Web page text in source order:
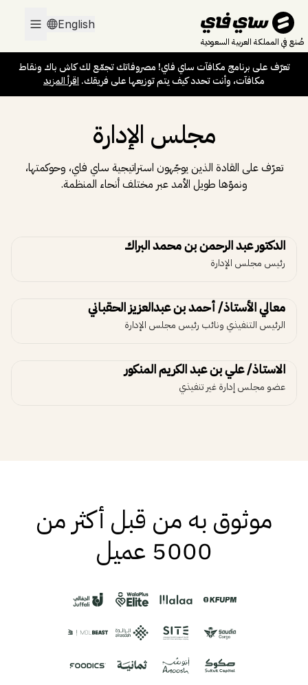
صُنع في المملكة العربية السعودية
English
تعرّف على برنامج مكافآت ساي فاي! مصروفاتك تجمّع لك كاش باك ونقاط
مكافآت، وأنت تحدد كيف يتم توزيعها على فريقك. اقرأ المزيد
مجلس الإدارة
تعرّف على القادة الذين يوجّهون استراتيجية ساي فاي، وحوكمتها،
ونموّها طويل الأمد عبر مختلف أنحاء المنظمة.
الدكتور عبد الرحمن بن محمد البراك
رئيس مجلس الإدارة
معالي الأستاذ/ أحمد بن عبدالعزيز الحقباني
الرئيس التنفيذي ونائب رئيس مجلس الإدارة
الاستاذ/ علي بن عبد الكريم المنكور
عضو مجلس إدارة غير تنفيذي
موثوق به من قبل أكثر من
5000 عميل